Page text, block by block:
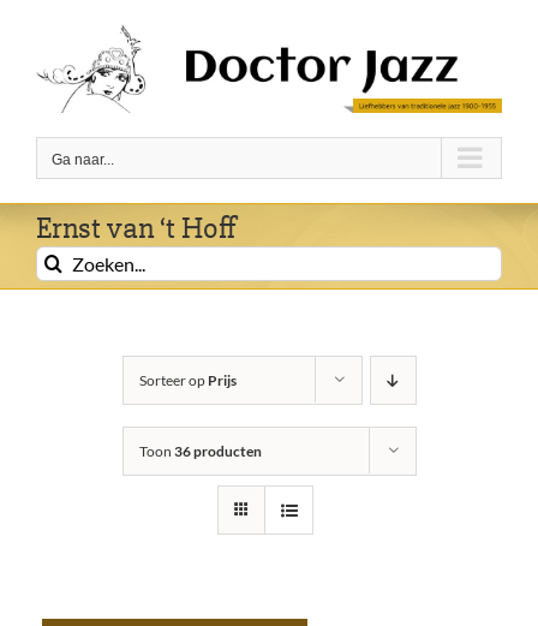
inhoud
Ga naar...
Ernst van ‘t Hoff
Zoeken
naar:
Sorteer op Prijs
Toon 36 producten